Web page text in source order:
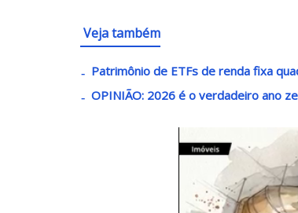
Veja também
Patrimônio de ETFs de renda fixa
OPINIÃO: 2026 é o verdadeiro ano